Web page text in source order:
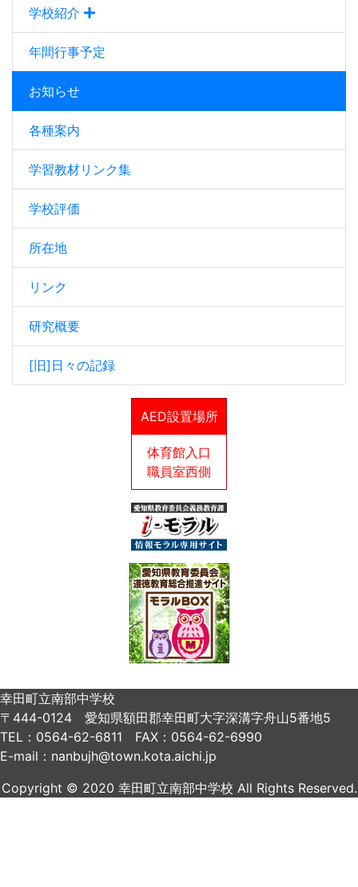
学校紹介
年間行事予定
お知らせ
各種案内
学習教材リンク集
学校評価
所在地
リンク
研究概要
[旧]日々の記録
AED設置場所
体育館入口
職員室西側
幸田町立南部中学校
〒444-0124 愛知県額田郡幸田町大字深溝字舟山5番地5
TEL：0564-62-6811 FAX：0564-62-6990
E-mail：nanbujh@town.kota.aichi.jp
Copyright © 2020 幸田町立南部中学校 All Rights Reserved.